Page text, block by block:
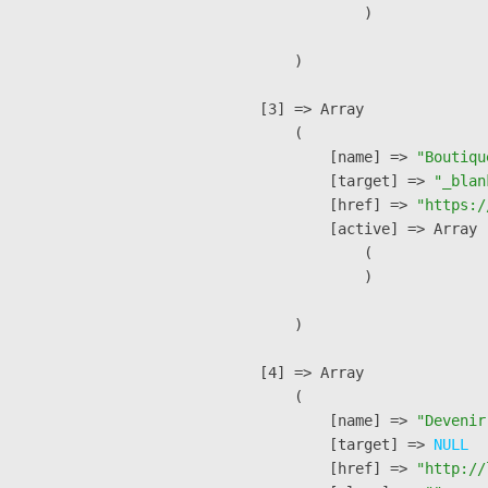
                )
        )
    [3] => Array
        (
            [name] =>
            [target] =>
            [href] =>
"https://
            [active] => Array
                (
                )
        )
    [4] => Array
        (
            [name] =>
"Devenir
            [target] =>
NULL
            [href] =>
"http://